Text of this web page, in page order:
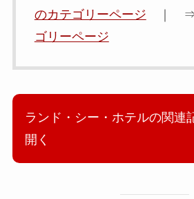
のカテゴリーページ ｜
ゴリーページ
ランド・シー・ホテルの関連
開く